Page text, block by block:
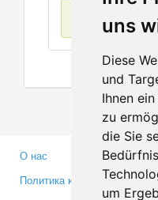
uns
Diese
und
Ihnen
zu
die Sie
um
Нет данных
О нас
Политика